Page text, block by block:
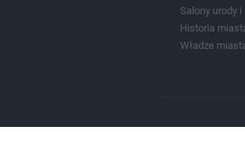
Salony urody i
Historia
Władze